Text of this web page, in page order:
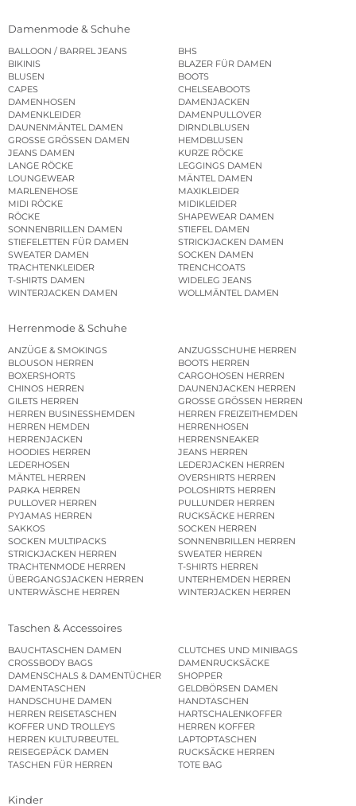
Damenmode & Schuhe
BALLOON / BARREL JEANS
BHS
BIKINIS
BLAZER FÜR DAMEN
BLUSEN
BOOTS
CAPES
CHELSEABOOTS
DAMENHOSEN
DAMENJACKEN
DAMENKLEIDER
DAMENPULLOVER
DAUNENMÄNTEL DAMEN
DIRNDLBLUSEN
GROSSE GRÖSSEN DAMEN
HEMDBLUSEN
JEANS DAMEN
KURZE RÖCKE
LANGE RÖCKE
LEGGINGS DAMEN
LOUNGEWEAR
MÄNTEL DAMEN
MARLENEHOSE
MAXIKLEIDER
MIDI RÖCKE
MIDIKLEIDER
RÖCKE
SHAPEWEAR DAMEN
SONNENBRILLEN DAMEN
STIEFEL DAMEN
STIEFELETTEN FÜR DAMEN
STRICKJACKEN DAMEN
SWEATER DAMEN
SOCKEN DAMEN
TRACHTENKLEIDER
TRENCHCOATS
T-SHIRTS DAMEN
WIDELEG JEANS
WINTERJACKEN DAMEN
WOLLMÄNTEL DAMEN
Herrenmode & Schuhe
ANZÜGE & SMOKINGS
ANZUGSSCHUHE HERREN
BLOUSON HERREN
BOOTS HERREN
BOXERSHORTS
CARGOHOSEN HERREN
CHINOS HERREN
DAUNENJACKEN HERREN
GILETS HERREN
GROSSE GRÖSSEN HERREN
HERREN BUSINESSHEMDEN
HERREN FREIZEITHEMDEN
HERREN HEMDEN
HERRENHOSEN
HERRENJACKEN
HERRENSNEAKER
HOODIES HERREN
JEANS HERREN
LEDERHOSEN
LEDERJACKEN HERREN
MÄNTEL HERREN
OVERSHIRTS HERREN
PARKA HERREN
POLOSHIRTS HERREN
PULLOVER HERREN
PULLUNDER HERREN
PYJAMAS HERREN
RUCKSÄCKE HERREN
SAKKOS
SOCKEN HERREN
SOCKEN MULTIPACKS
SONNENBRILLEN HERREN
STRICKJACKEN HERREN
SWEATER HERREN
TRACHTENMODE HERREN
T-SHIRTS HERREN
ÜBERGANGSJACKEN HERREN
UNTERHEMDEN HERREN
UNTERWÄSCHE HERREN
WINTERJACKEN HERREN
Taschen & Accessoires
BAUCHTASCHEN DAMEN
CLUTCHES UND MINIBAGS
CROSSBODY BAGS
DAMENRUCKSÄCKE
DAMENSCHALS & DAMENTÜCHER
SHOPPER
DAMENTASCHEN
GELDBÖRSEN DAMEN
HANDSCHUHE DAMEN
HANDTASCHEN
HERREN REISETASCHEN
HARTSCHALENKOFFER
KOFFER UND TROLLEYS
HERREN KOFFER
HERREN KULTURBEUTEL
LAPTOPTASCHEN
REISEGEPÄCK DAMEN
RUCKSÄCKE HERREN
TASCHEN FÜR HERREN
TOTE BAG
Kinder